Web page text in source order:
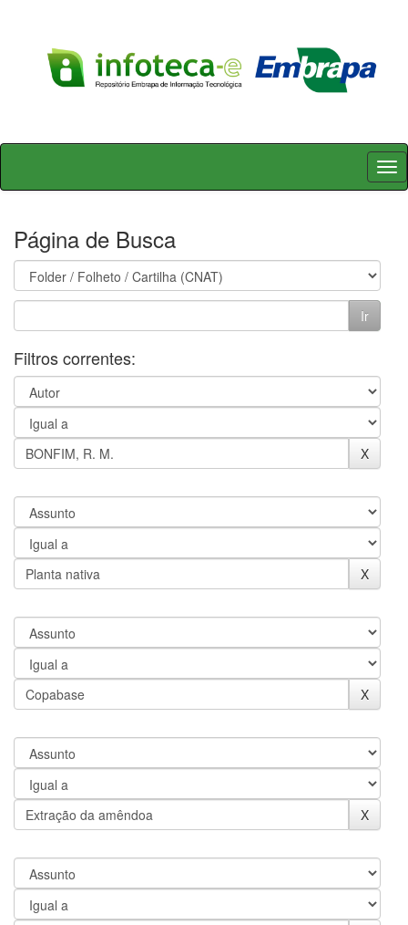
Skip
Página de Busca
Filtros correntes: